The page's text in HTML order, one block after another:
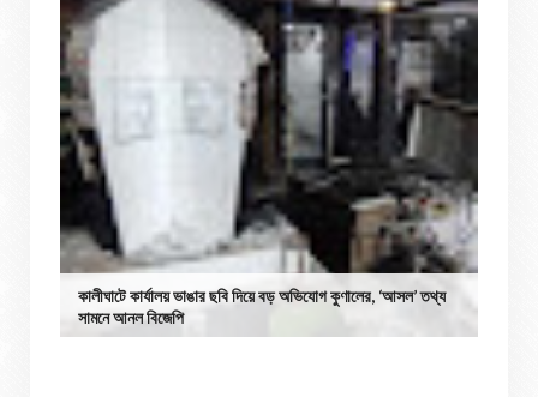
কালীঘাটে কার্যালয় ভাঙার ছবি দিয়ে বড় অভিযোগ কুণালের, ‘আসল’ তথ্য
সামনে আনল বিজেপি